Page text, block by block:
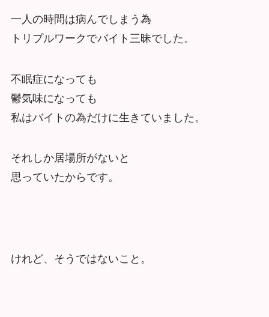
一人の時間は病んでしまう為
トリプルワークでバイト三昧でした。
不眠症になっても
鬱気味になっても
私はバイトの為だけに生きていました。
それしか居場所がないと
思っていたからです。
けれど、そうではないこと。